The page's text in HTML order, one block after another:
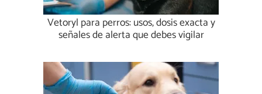
Vetoryl para perros: usos, dosis exacta y
señales de alerta que debes vigilar